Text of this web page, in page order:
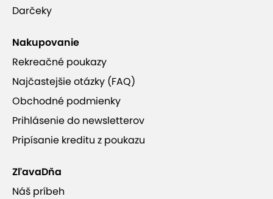
Darčeky
Nakupovanie
Rekreačné poukazy
Najčastejšie otázky (FAQ)
Obchodné podmienky
Prihlásenie do newsletterov
Pripísanie kreditu z poukazu
ZľavaDňa
Náš príbeh